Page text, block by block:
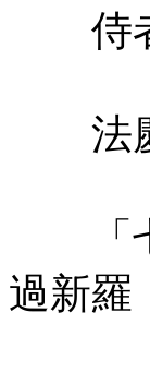
侍者
法慶
「七
過新羅